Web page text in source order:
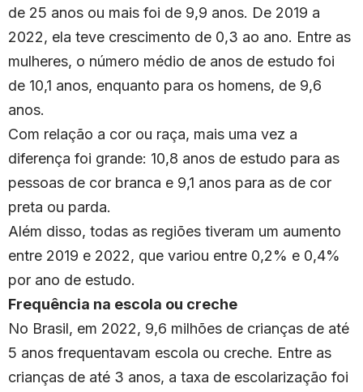
de 25 anos ou mais foi de 9,9 anos. De 2019 a
2022, ela teve crescimento de 0,3 ao ano. Entre as
mulheres, o número médio de anos de estudo foi
de 10,1 anos, enquanto para os homens, de 9,6
anos.
Com relação a cor ou raça, mais uma vez a
diferença foi grande: 10,8 anos de estudo para as
pessoas de cor branca e 9,1 anos para as de cor
preta ou parda.
Além disso, todas as regiões tiveram um aumento
entre 2019 e 2022, que variou entre 0,2% e 0,4%
por ano de estudo.
Frequência na escola ou creche
No Brasil, em 2022, 9,6 milhões de crianças de até
5 anos frequentavam escola ou creche. Entre as
crianças de até 3 anos, a taxa de escolarização foi